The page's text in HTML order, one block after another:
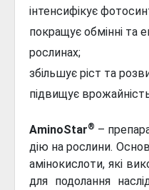
інтенсифікує
покращує обмінні та
рослинах;
збільшує ріст та
підвищує врожайність
AminoStar® –
дію на рослини.
амінокислоти, які
для подолання